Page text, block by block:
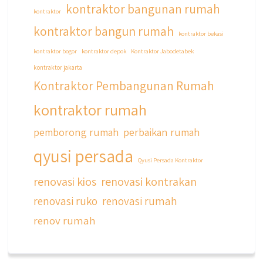
kontraktor
kontraktor bangunan rumah
kontraktor bangun rumah
kontraktor bekasi
kontraktor bogor kontraktor depok
Kontraktor Jabodetabek
kontraktor jakarta
Kontraktor Pembangunan Rumah
kontraktor rumah
pemborong rumah perbaikan rumah
qyusi persada Qyusi Persada Kontraktor
renovasi kios renovasi kontrakan
renovasi ruko renovasi rumah
renov rumah